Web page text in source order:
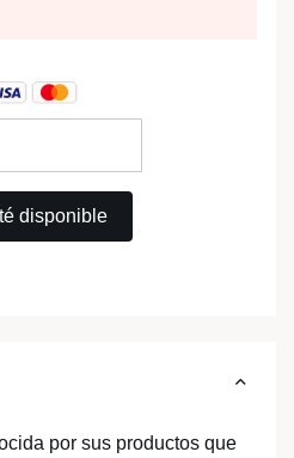
por sus productos que